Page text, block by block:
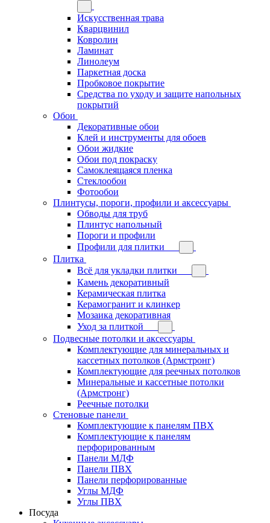
Искусственная трава
Кварцвинил
Ковролин
Ламинат
Линолеум
Паркетная доска
Пробковое покрытие
Средства по уходу и защите напольных
покрытий
Обои
Декоративные обои
Клей и инструменты для обоев
Обои жидкие
Обои под покраску
Самоклеящаяся пленка
Стеклообои
Фотообои
Плинтусы, пороги, профили и аксессуары
Обводы для труб
Плинтус напольный
Пороги и профили
Профили для плитки
Плитка
Всё для укладки плитки
Камень декоративный
Керамическая плитка
Керамогранит и клинкер
Мозаика декоративная
Уход за плиткой
Подвесные потолки и аксессуары
Комплектующие для минеральных и
кассетных потолков (Армстронг)
Комплектующие для реечных потолков
Минеральные и кассетные потолки
(Армстронг)
Реечные потолки
Стеновые панели
Комплектующие к панелям ПВХ
Комплектующие к панелям
перфорированным
Панели МДФ
Панели ПВХ
Панели перфорированные
Углы МДФ
Углы ПВХ
Посуда